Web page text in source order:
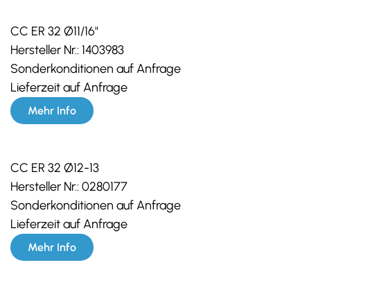
CC ER 32 Ø11/16"
Hersteller Nr.: 1403983
Sonderkonditionen auf Anfrage
Lieferzeit auf Anfrage
Mehr Info
CC ER 32 Ø12-13
Hersteller Nr.: 0280177
Sonderkonditionen auf Anfrage
Lieferzeit auf Anfrage
Mehr Info